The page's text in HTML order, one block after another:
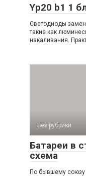
Yp20 b1 1
Светодиоды
такие как
накаливания.
Без рубрики
Батареи в
схема
По бывшему союзу